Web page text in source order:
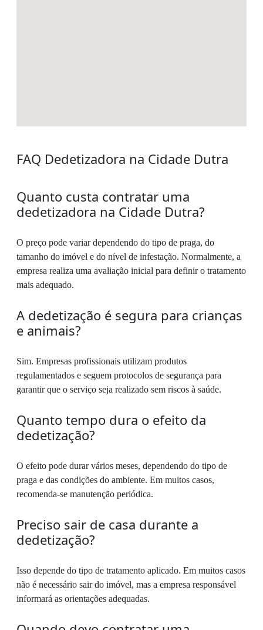
FAQ Dedetizadora na Cidade Dutra
Quanto custa contratar uma
dedetizadora na Cidade Dutra?
O preço pode variar dependendo do tipo de praga, do
tamanho do imóvel e do nível de infestação. Normalmente, a
empresa realiza uma avaliação inicial para definir o tratamento
mais adequado.
A dedetização é segura para crianças
e animais?
Sim. Empresas profissionais utilizam produtos
regulamentados e seguem protocolos de segurança para
garantir que o serviço seja realizado sem riscos à saúde.
Quanto tempo dura o efeito da
dedetização?
O efeito pode durar vários meses, dependendo do tipo de
praga e das condições do ambiente. Em muitos casos,
recomenda-se manutenção periódica.
Preciso sair de casa durante a
dedetização?
Isso depende do tipo de tratamento aplicado. Em muitos casos
não é necessário sair do imóvel, mas a empresa responsável
informará as orientações adequadas.